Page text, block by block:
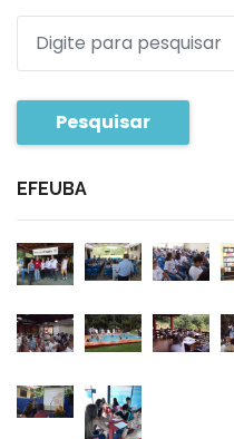
Pesquisar
EFEUBA